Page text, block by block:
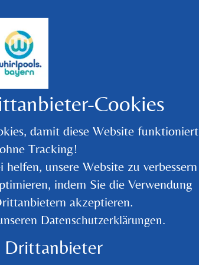
Cookies
damit diese Website funktioniert
Tracking!
unsere Website zu verbessern
indem Sie die Verwendung
akzeptieren.
Datenschutzerklärungen.
Drittanbieter
zur Übersicht